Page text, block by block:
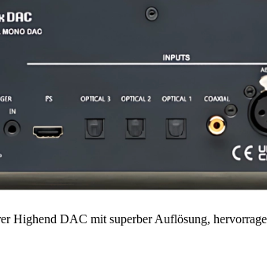
Highend DAC mit superber Auflösung,